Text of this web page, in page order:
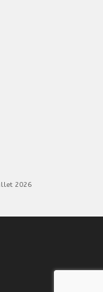
2026